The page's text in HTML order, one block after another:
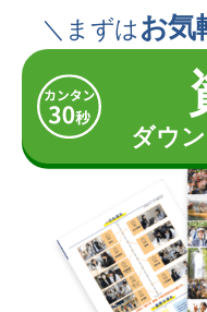
＼まずはお気
ダウ